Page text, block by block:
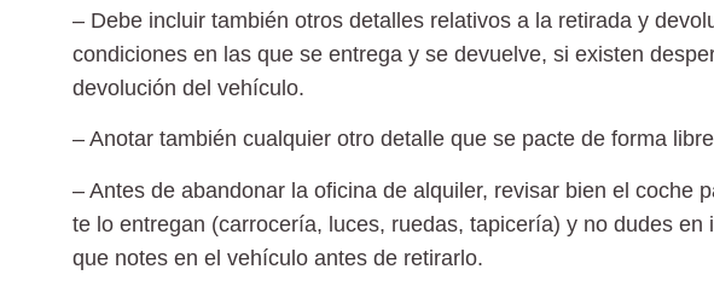
– Debe incluir también otros detalles relativos a la retirada y
condiciones en las que se entrega y se devuelve, si existen
devolución del vehículo.
– Anotar también cualquier otro detalle que se pacte de forma
– Antes de abandonar la oficina de alquiler, revisar bien el coche
te lo entregan (carrocería, luces, ruedas, tapicería) y no dudes en
que notes en el vehículo antes de retirarlo.